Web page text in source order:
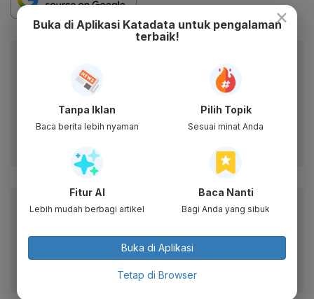
Anda
Dapatkan akses cepat ke berita terkini dan data
berharga dari WhatsApp Channel Katadata.co.id
Baca artikel ini lewat aplikasi mobile.
fitur menarik lainnya lewat aplikasi mobile Katadata.
×
Buka di Aplikasi Katadata untuk pengalaman
terbaik!
Tanpa Iklan
Baca berita lebih nyaman
Pilih Topik
Sesuai minat Anda
Fitur AI
Lebih mudah berbagi artikel
Baca Nanti
Bagi Anda yang sibuk
Buka di Aplikasi
Tetap di Browser